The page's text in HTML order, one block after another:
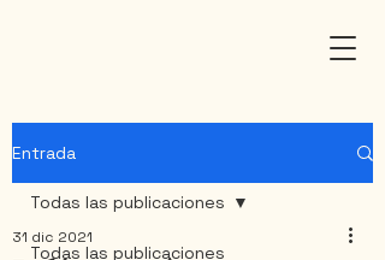
Entrada
Todas las publicaciones
Todas las publicaciones
31 dic 2021